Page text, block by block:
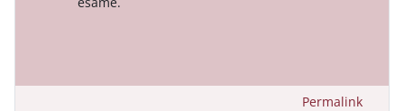
Permalink